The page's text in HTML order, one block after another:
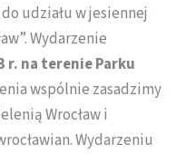
udziału w jesiennej
Wydarzenie
r. na terenie Parku
wspólnie zasadzimy
Wrocław i
Wydarzeniu